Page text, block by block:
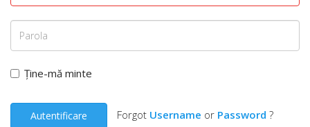
Ține-mă minte
Autentificare Forgot Username or Password ?